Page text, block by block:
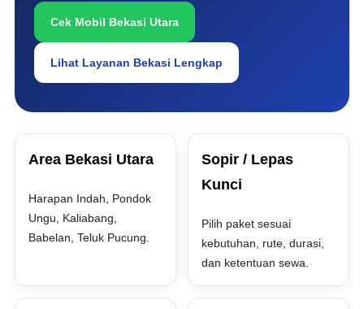
Cek Mobil Bekasi Utara
Lihat Layanan Bekasi Lengkap
Area Bekasi Utara
Harapan Indah, Pondok
Ungu, Kaliabang,
Babelan, Teluk Pucung.
Sopir / Lepas
Kunci
Pilih paket sesuai
kebutuhan, rute, durasi,
dan ketentuan sewa.